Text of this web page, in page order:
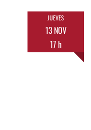
JUEVES
13 NOV
17 h